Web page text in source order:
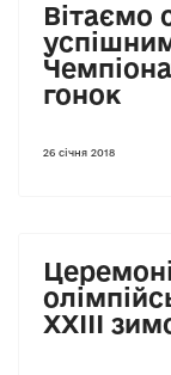
Вітаємо
гонок
26 січня 2018
ХХІІІ